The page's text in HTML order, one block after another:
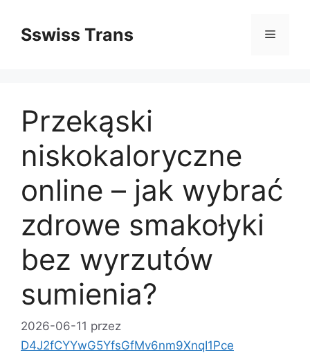
treściSswiss Trans Menu
Przekąski
niskokaloryczne
online – jak wybrać
zdrowe smakołyki
bez wyrzutów
sumienia?
2026-06-11 przez
D4J2fCYYwG5YfsGfMv6nm9XnqI1Pce